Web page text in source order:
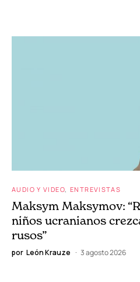
AUDIO Y VIDEO ENTREVISTAS
Maksym Maksymov:
niños ucranianos
rusos”
por León Krauze 3 agosto 2026